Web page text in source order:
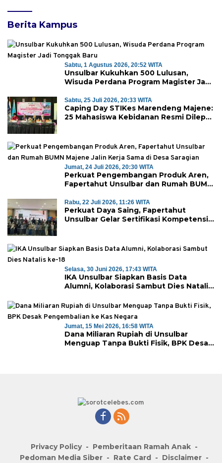
Berita Kampus
Sabtu, 1 Agustus 2026, 20:52 WITA
Unsulbar Kukuhkan 500 Lulusan,
Wisuda Perdana Program Magister Jadi
Sabtu, 25 Juli 2026, 20:33 WITA
Caping Day STIKes Marendeng Majene:
25 Mahasiswa Kebidanan Resmi Dilepas
Jumat, 24 Juli 2026, 20:30 WITA
Perkuat Pengembangan Produk Aren,
Fapertahut Unsulbar dan Rumah BUMN
Saragian
Rabu, 22 Juli 2026, 11:26 WITA
Perkuat Daya Saing, Fapertahut
Unsulbar Gelar Sertifikasi Kompetensi
Selasa, 30 Juni 2026, 17:43 WITA
IKA Unsulbar Siapkan Basis Data
Alumni, Kolaborasi Sambut Dies Natalis
Jumat, 15 Mei 2026, 16:58 WITA
Dana Miliaran Rupiah di Unsulbar
Menguap Tanpa Bukti Fisik, BPK Desak
Privacy Policy
Pemberitaan Ramah Anak
Pedoman Media Siber
Rate Card Disclaimer